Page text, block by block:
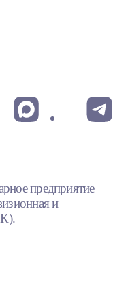
предприятие
и